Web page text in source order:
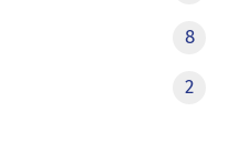
8
2